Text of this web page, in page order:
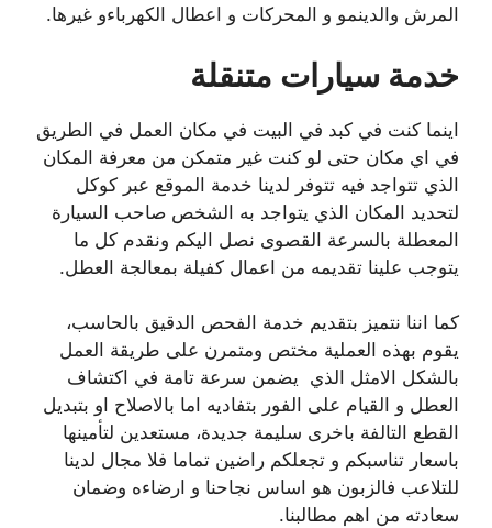
المرش والدينمو و المحركات و اعطال الكهرباءو غيرها.
خدمة سيارات متنقلة
اينما كنت في كبد في البيت في مكان العمل في الطريق
في اي مكان حتى لو كنت غير متمكن من معرفة المكان
الذي تتواجد فيه تتوفر لدينا خدمة الموقع عبر كوكل
لتحديد المكان الذي يتواجد به الشخص صاحب السيارة
المعطلة بالسرعة القصوى نصل اليكم ونقدم كل ما
يتوجب علينا تقديمه من اعمال كفيلة بمعالجة العطل.
كما اننا نتميز بتقديم خدمة الفحص الدقيق بالحاسب،
يقوم بهذه العملية مختص ومتمرن على طريقة العمل
بالشكل الامثل الذي يضمن سرعة تامة في اكتشاف
العطل و القيام على الفور بتفاديه اما بالاصلاح او بتبديل
القطع التالفة باخرى سليمة جديدة، مستعدين لتأمينها
باسعار تناسبكم و تجعلكم راضين تماما فلا مجال لدينا
للتلاعب فالزبون هو اساس نجاحنا و ارضاءه وضمان
سعادته من اهم مطالبنا.